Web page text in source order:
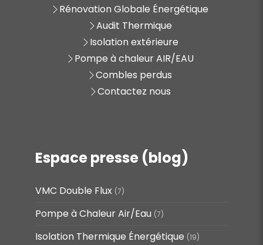
Rénovation Globale Énergétique
Audit Thermique
Isolation extérieure
Pompe à chaleur AIR/EAU
Combles perdus
Contactez nous
Espace presse (blog)
VMC Double Flux (7)
Pompe à Chaleur Air/Eau (7)
Isolation Thermique Énergétique (19)